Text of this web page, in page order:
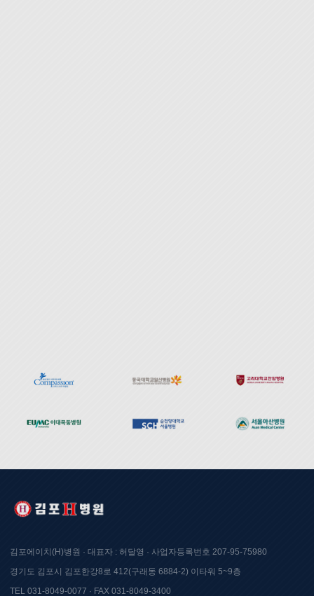
김포에이치(H)병원 · 대표자 : 허달영 · 사업자등록번호 207-95-75980
경기도 김포시 김포한강8로 412(구래동 6884-2) 이타워 5~9층
TEL 031-8049-0077 · FAX 031-8049-3400